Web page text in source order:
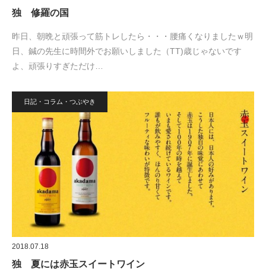
独 修羅の国
昨日、朝晩と頑張って筋トレしたら・・・腰痛くなりましたｗ明
日、鍼の先生に時間外でお願いしました（TT)歳じゃないです
よ、頑張りすぎただけ…
日記・コラム・つぶやき
2018.07.18
独 夏には赤玉スイートワイン